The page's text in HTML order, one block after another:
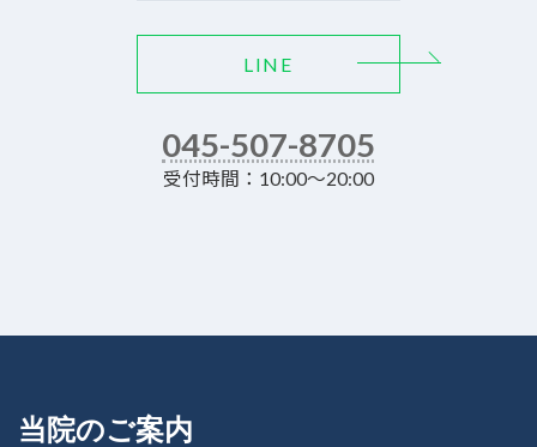
LINE
045-507-8705
受付時間：10:00～20:00
当院のご案内